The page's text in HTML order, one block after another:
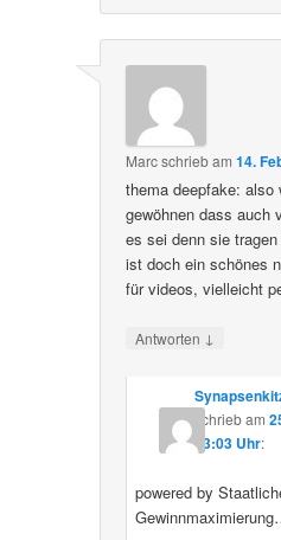
Marcschriebam14.
thema deepfake: also
gewöhnen dass auch
es sei denn sie
ist doch ein schönes
für videos, vielleicht
Antworten ↓
schriebam
03:03 Uhr:
powered by